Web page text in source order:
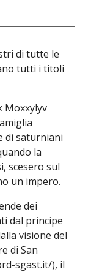
di tutte le
tutti i titoli
Moxxylyv
di saturniani
la
scesero sul
un impero.
dei
dal principe
visione del
di San
sgast.it/), il